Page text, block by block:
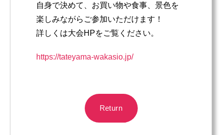
自身で決めて、お買い物や食事、景色を
楽しみながらご参加いただけます！
詳しくは大会HPをご覧ください。
https://tateyama-wakasio.jp/
Return